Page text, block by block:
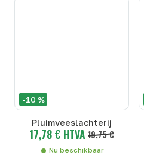
-10 %
Pluimveeslachterij
17,78 € HTVA 19,75 €
Nu beschikbaar